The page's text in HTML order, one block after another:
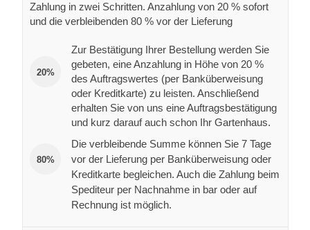
Zahlung in zwei Schritten. Anzahlung von 20 % sofort
und die verbleibenden 80 % vor der Lieferung
20%
Zur Bestätigung Ihrer Bestellung werden Sie
gebeten, eine Anzahlung in Höhe von 20 %
des Auftragswertes (per Banküberweisung
oder Kreditkarte) zu leisten. Anschließend
erhalten Sie von uns eine Auftragsbestätigung
und kurz darauf auch schon Ihr Gartenhaus.
80%
Die verbleibende Summe können Sie 7 Tage
vor der Lieferung per Banküberweisung oder
Kreditkarte begleichen. Auch die Zahlung beim
Spediteur per Nachnahme in bar oder auf
Rechnung ist möglich.